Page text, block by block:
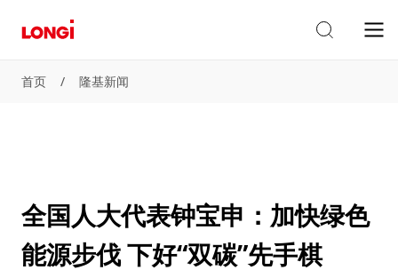
首页 / 隆基新闻
全国人大代表钟宝申：加快绿色
能源步伐 下好“双碳”先手棋